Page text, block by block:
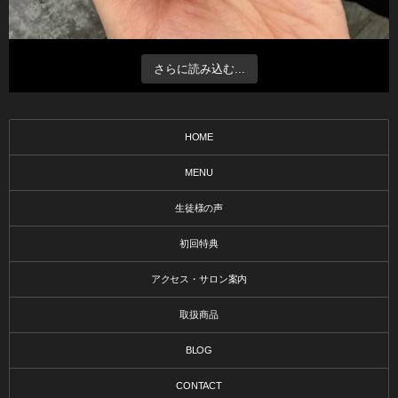
さらに読み込む...
HOME
MENU
生徒様の声
初回特典
アクセス・サロン案内
取扱商品
BLOG
CONTACT